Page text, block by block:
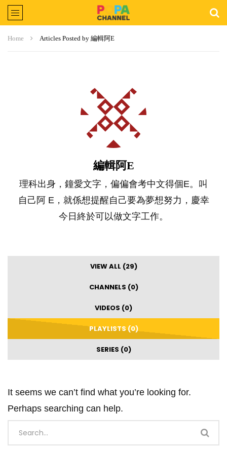
Home Articles Posted by 編輯阿E
編輯阿E
理科出身，鐘愛文字，偏偏會考中文得個E。叫
自己阿 E，就係想提醒自己要為夢想努力，慶幸
今日終於可以做文字工作。
VIEW ALL (29)
CHANNELS (0)
VIDEOS (0)
PLAYLISTS (0)
SERIES (0)
It seems we can’t find what you’re looking for.
Perhaps searching can help.